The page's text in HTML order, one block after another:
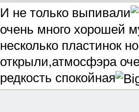
И не только выпивали
очень много хорошей
несколько пластинок
открыли,атмосфэра
редкость спокойная